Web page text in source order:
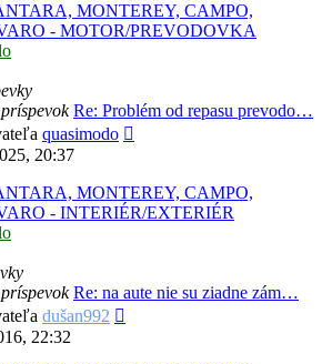
MONTEREY, CAMPO,
- MOTOR/PREVODOVKA
Re: Problém od repasu prevodo…
quasimodo
20:37
MONTEREY, CAMPO,
- INTERIÉR/EXTERIÉR
Re: na aute nie su ziadne zám…
dušan992
22:32